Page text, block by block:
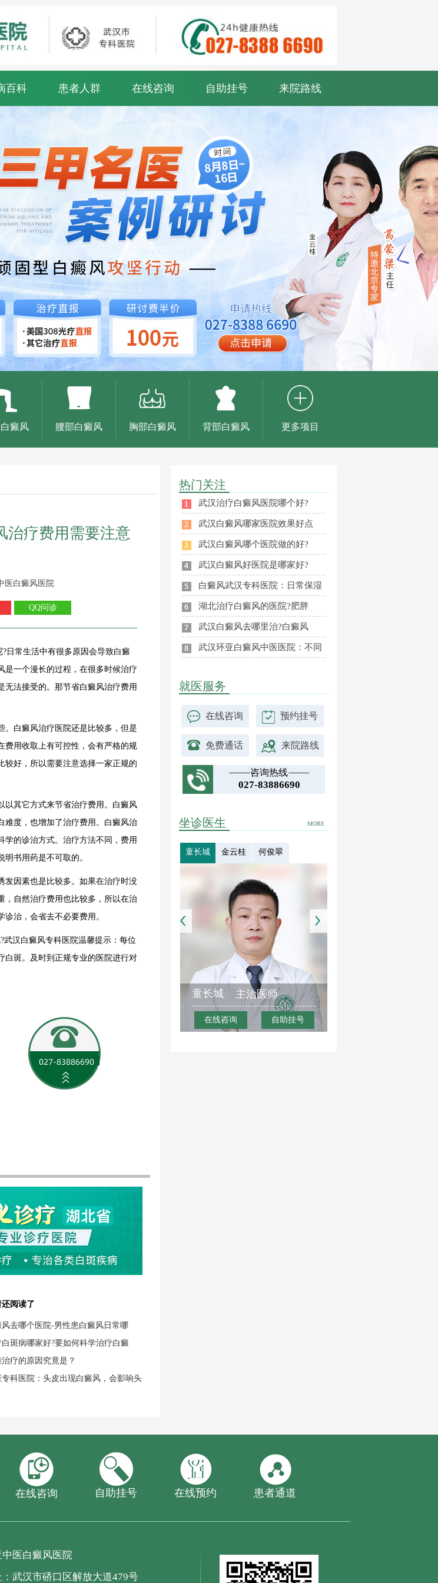
百科 患者人群 在线咨询 自助挂号 来院路线
癜风 腰部白癜风 胸部白癜风 背部白癜风 更多项目
治疗费用需要注意
医白癜风医院
QQ问诊
常生活中有很多原因会导致白癜
是一个漫长的过程，在很多时候治疗
无法接受的。那节省白癜风治疗费用
白癜风治疗医院还是比较多，但是
费用收取上有可控性，会有严格的规
较好，所以需要注意选择一家正规的
其它方式来节省治疗费用。白癜风
难度，也增加了治疗费用。白癜风治
学的诊治方式。治疗方法不同，费用
书用药是不可取的。
因素也是比较多。如果在治疗时没
，自然治疗费用也比较多，所以在治
治，会省去不必要费用。
汉白癜风专科医院温馨提示：每位
白斑。及时到正规专业的医院进行对
阅读了
去哪个医院-男性患白癜风日常哪
斑病哪家好?要如何科学治疗白癜
疗的原因究竟是？
科医院：头皮出现白癜风，会影响头
热门关注
武汉治疗白癜风医院哪个好?
武汉白癜风哪家医院效果好点
武汉白癜风哪个医院做的好?
武汉白癜风好医院是哪家好?
白癜风武汉专科医院：日常保湿
湖北治疗白癜风的医院?肥胖
武汉白癜风去哪里治?白癜风
武汉环亚白癜风中医医院：不同
就医服务
在线咨询 预约挂号
免费通话 来院路线
咨询热线
027-83886690
MORE
坐诊医生
童长城 金云桂 何俊翠
童长城 主治医师
在线咨询 自助挂号
在线咨询 自助挂号 在线预约 患者通道
医白癜风医院
：武汉市硚口区解放大道479号